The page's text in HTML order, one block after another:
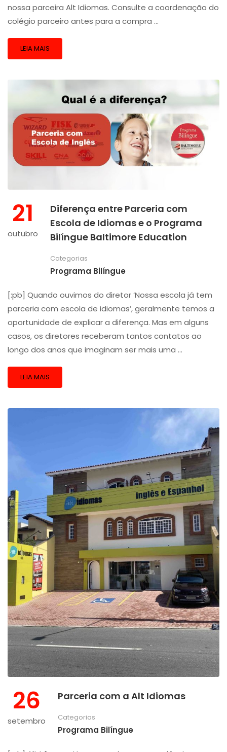
nossa parceira Alt Idiomas. Consulte a coordenação do
colégio parceiro antes para a compra …
LEIA MAIS
21
outubro
Diferença entre Parceria com
Escola de Idiomas e o Programa
Bilíngue Baltimore Education
Categorias
Programa Bilíngue
[:pb] Quando ouvimos do diretor ‘Nossa escola já tem
parceria com escola de idiomas’, geralmente temos a
oportunidade de explicar a diferença. Mas em alguns
casos, os diretores receberam tantos contatos ao
longo dos anos que imaginam ser mais uma …
LEIA MAIS
26
setembro
Parceria com a Alt Idiomas
Categorias
Programa Bilíngue